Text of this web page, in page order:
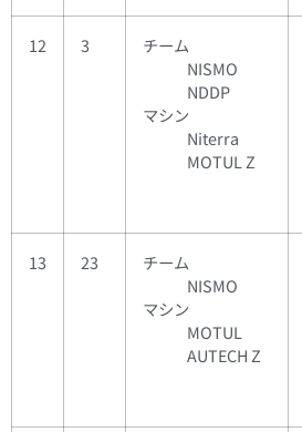
12 3
チーム
NISMO
NDDP
マシン
Niterra
MOTUL Z
13 23
チーム
NISMO
マシン
MOTUL
AUTECH Z